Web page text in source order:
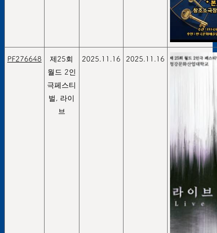
PF276648
제25회
월드 2인
극페스티
벌, 라이
브
2025.11.16 2025.11.16